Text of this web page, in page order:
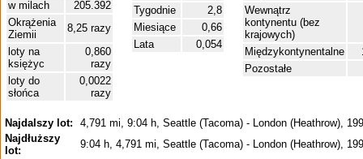
w milach
205.392
Okrążenia
Ziemii
8,25 razy
loty na
księżyc
0,860
razy
loty do
słońca
0,0022
razy
Tygodnie
2,8
Miesiące
0,66
Lata
0,054
Wewnątrz
kontynentu (bez
krajowych)
Międzykontynentalne
Pozostałe
Najdalszy lot:
4,791 mi, 9:04 h, Seattle (Tacoma) - London (Heathrow),
Najdłuższy
lot:
9:04 h, 4,791 mi, Seattle (Tacoma) - London (Heathrow),